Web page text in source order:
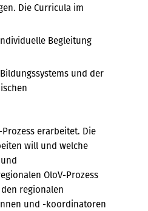
Die Curricula im
Begleitung
und der
erarbeitet. Die
will und welche
OloV-Prozess
regionalen
und -koordinatoren